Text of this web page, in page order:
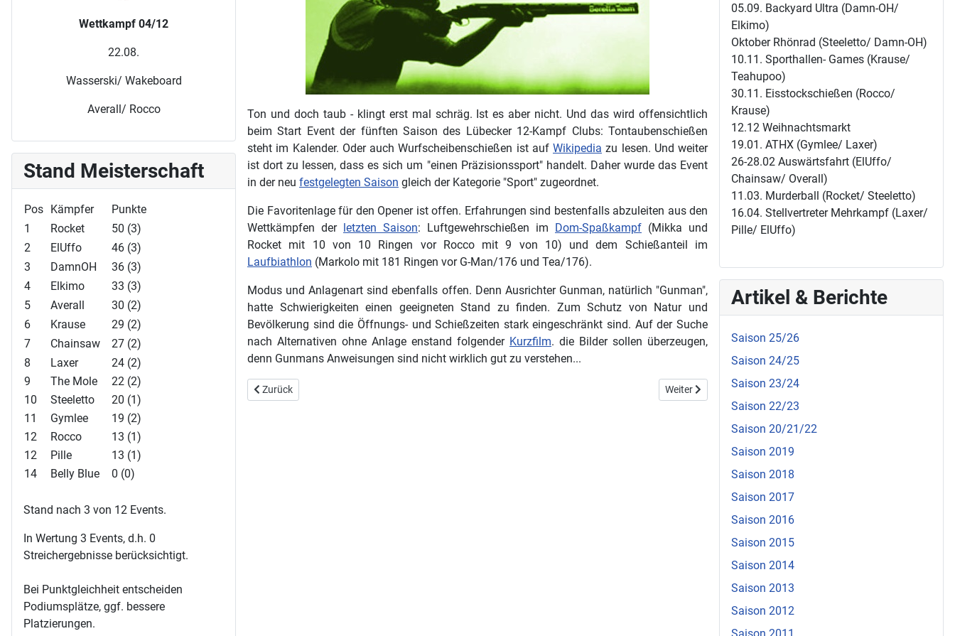
Wettkampf 04/12
22.08.
Wasserski/ Wakeboard
Averall/ Rocco
Stand Meisterschaft
Pos Kämpfer
Punkte
1
Rocket
50 (3)
2
ElUffo
46 (3)
3
DamnOH
36 (3)
4
Elkimo
33 (3)
5
Averall
30 (2)
6
Krause
29 (2)
7
Chainsaw
27 (2)
8
Laxer
24 (2)
9
The Mole
22 (2)
10
Steeletto
20 (1)
11
Gymlee
19 (2)
12
Rocco
13 (1)
12
Pille
13 (1)
14
Belly Blue 0 (0)
Stand nach 3 von 12 Events.
In Wertung 3 Events, d.h. 0
Streichergebnisse berücksichtigt.
Bei Punktgleichheit entscheiden
Podiumsplätze, ggf. bessere
Platzierungen.
Ton und doch taub - klingt erst mal schräg. Ist es aber nicht. Und das wird offensichtlich
beim Start Event der fünften Saison des Lübecker 12-Kampf Clubs: Tontaubenschießen
steht im Kalender. Oder auch Wurfscheibenschießen ist auf Wikipedia zu lesen. Und weiter
ist dort zu lessen, dass es sich um "einen Präzisionssport" handelt. Daher wurde das Event
in der neu festgelegten Saison gleich der Kategorie "Sport" zugeordnet.
Die Favoritenlage für den Opener ist offen. Erfahrungen sind bestenfalls abzuleiten aus den
Wettkämpfen der letzten Saison: Luftgewehrschießen im Dom-Spaßkampf (Mikka und
Rocket mit 10 von 10 Ringen vor Rocco mit 9 von 10) und dem Schießanteil im
Laufbiathlon (Markolo mit 181 Ringen vor G-Man/176 und Tea/176).
Modus und Anlagenart sind ebenfalls offen. Denn Ausrichter Gunman, natürlich "Gunman",
hatte Schwierigkeiten einen geeigneten Stand zu finden. Zum Schutz von Natur und
Bevölkerung sind die Öffnungs- und Schießzeiten stark eingeschränkt sind. Auf der Suche
nach Alternativen ohne Anlage enstand folgender Kurzfilm. die Bilder sollen überzeugen,
denn Gunmans Anweisungen sind nicht wirklich gut zu verstehen...
Vorheriger Beitrag: Mikka siegt zum Saisonauftakt und ist wieder da!
Zurück Nächster Beitrag: Es ist angerichtet!
Weiter
05.09. Backyard Ultra (Damn-OH/
Elkimo)
Oktober Rhönrad (Steeletto/ Damn-OH)
10.11. Sporthallen- Games (Krause/
Teahupoo)
30.11. Eisstockschießen (Rocco/
Krause)
12.12 Weihnachtsmarkt
19.01. ATHX (Gymlee/ Laxer)
26-28.02 Auswärtsfahrt (ElUffo/
Chainsaw/ Overall)
11.03. Murderball (Rocket/ Steeletto)
16.04. Stellvertreter Mehrkampf (Laxer/
Pille/ ElUffo)
Artikel & Berichte
Saison 25/26
Saison 24/25
Saison 23/24
Saison 22/23
Saison 20/21/22
Saison 2019
Saison 2018
Saison 2017
Saison 2016
Saison 2015
Saison 2014
Saison 2013
Saison 2012
Saison 2011